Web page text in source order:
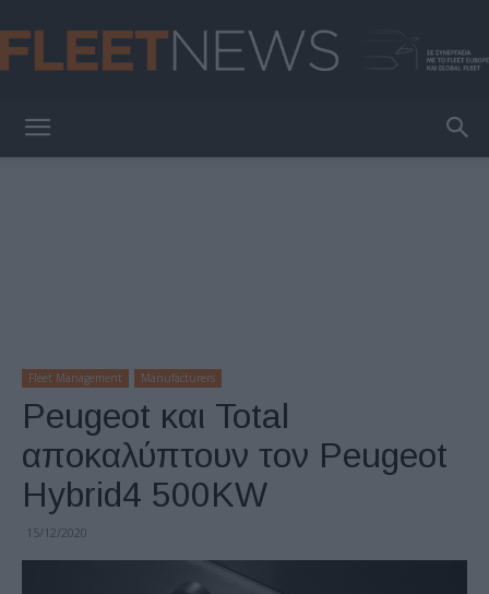
Fleet Management Manufacturers
Peugeot και Total
αποκαλύπτουν τον Peugeot
Hybrid4 500KW
15/12/2020